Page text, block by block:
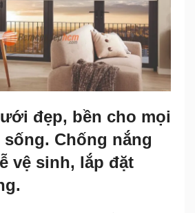
đẹp, bền cho mọi
Chống nắng
vệ sinh, lắp đặt